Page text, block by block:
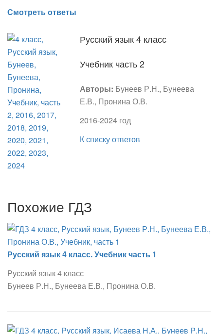
Смотреть ответы
Русский язык 4 класс
Учебник часть 2
Авторы: Бунеев Р.Н., Бунеева
Е.В., Пронина О.В.
2016-2024 год
К списку ответов
Похожие ГДЗ
Русский язык 4 класс. Учебник часть 1
Русский язык 4 класс
Бунеев Р.Н., Бунеева Е.В., Пронина О.В.